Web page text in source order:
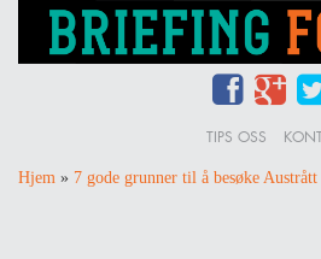
TIPS OSS
Hjem » 7 gode grunner til å besøke Austrått